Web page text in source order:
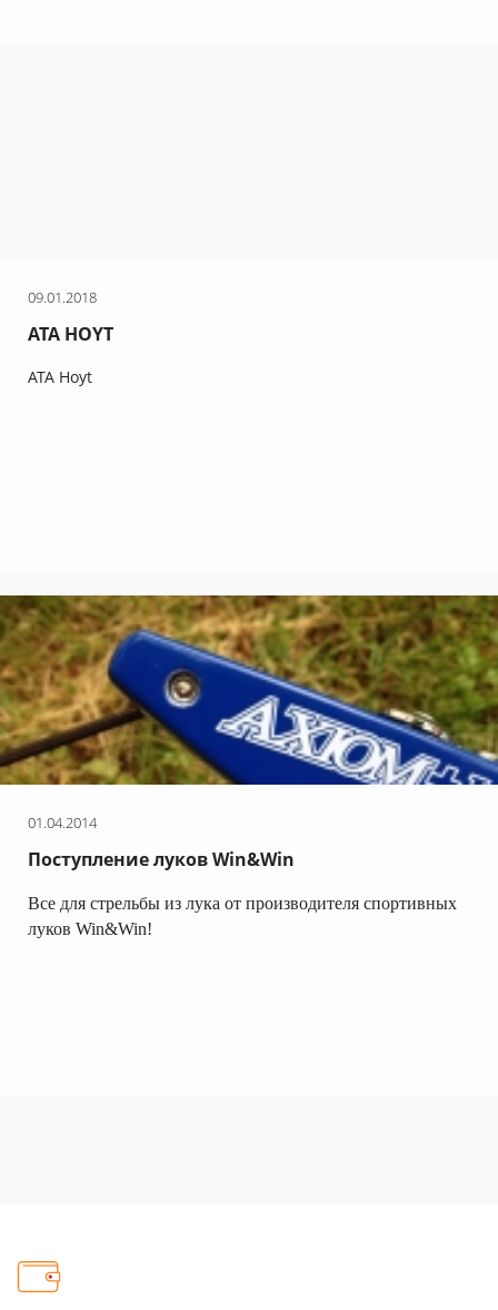
09.01.2018
ATA HOYT
ATA Hoyt
01.04.2014
Поступление луков Win&Win
Все для стрельбы из лука от производителя спортивных
луков Win&Win!